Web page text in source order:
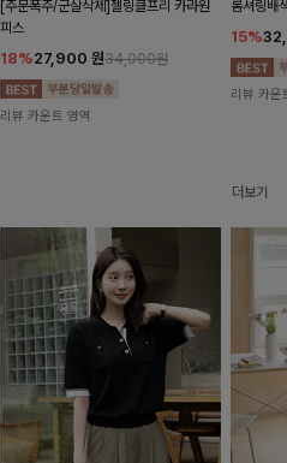
[주문폭주/군살삭제]젤링클프리 카라원
피스
18%27,900 원34,000원
리뷰 카운트 영역
롬셔링배
15%
리뷰 카운
더보기